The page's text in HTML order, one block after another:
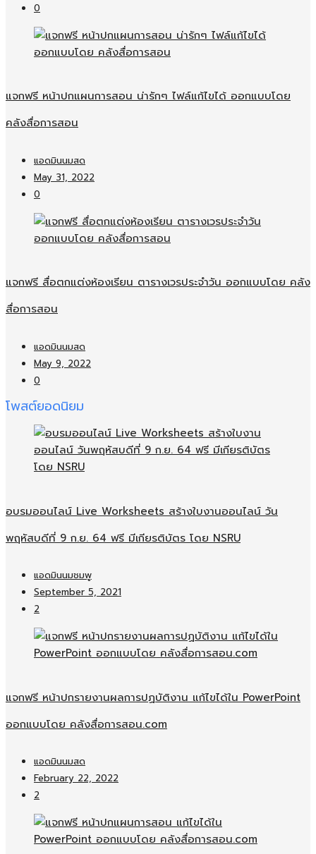
0
แจกฟรี หน้าปกแผนการสอน น่ารักๆ ไฟล์แก้ไขได้ ออกแบบโดย
คลังสื่อการสอน
แอดมินนมสด
May 31, 2022
0
แจกฟรี สื่อตกแต่งห้องเรียน ตารางเวรประจำวัน ออกแบบโดย คลัง
สื่อการสอน
แอดมินนมสด
May 9, 2022
0
โพสต์ยอดนิยม
อบรมออนไลน์​ Live Worksheets สร้างใบงานออนไลน์​ วัน
พฤหัสบดีที่ 9 ก.ย. 64 ฟรี มีเกียรติบัตร โดย NSRU
แอดมินนมชมพู
September 5, 2021
2
แจกฟรี หน้าปกรายงานผลการปฏบัติงาน แก้ไขได้ใน PowerPoint
ออกแบบโดย คลังสื่อการสอน.com
แอดมินนมสด
February 22, 2022
2